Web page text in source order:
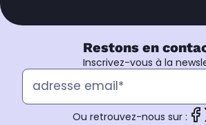
Restons en
Inscrivez-vous à la
Ou retrouvez-nous sur :